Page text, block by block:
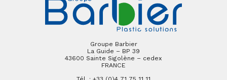
Groupe Barbier
La Guide – BP 39
43600 Sainte Sigolène – cedex
FRANCE